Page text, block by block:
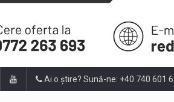
Ai o știre? Sună-ne: +40 740 601